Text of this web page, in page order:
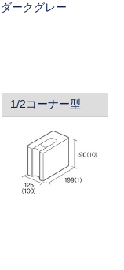
ダークグレー
1/2コーナー型